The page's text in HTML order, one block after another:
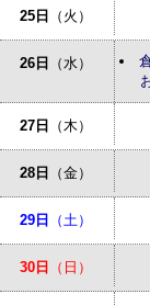
25日 （火）
26日 （水）
27日 （木）
28日 （金）
29日 （土）
30日 （日）